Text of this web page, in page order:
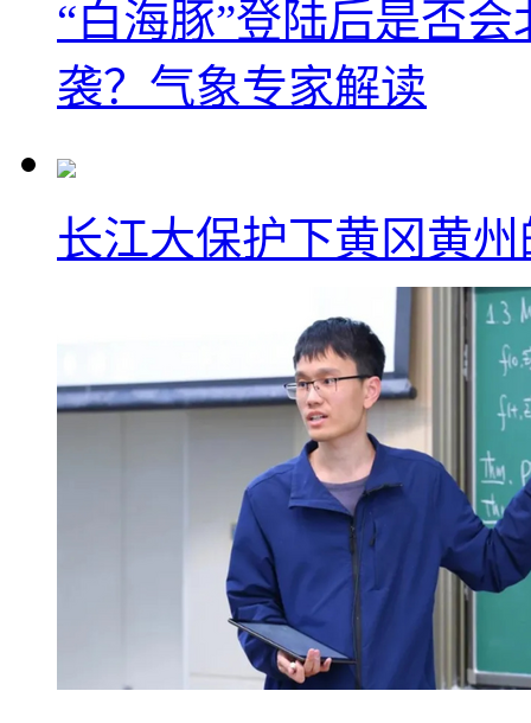
“白海豚”登陆后是否
袭？气象专家解读
长江大保护下黄冈黄